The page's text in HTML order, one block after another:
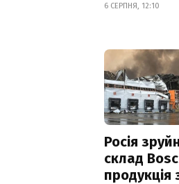
6 СЕРПНЯ, 12:10
Росія
склад